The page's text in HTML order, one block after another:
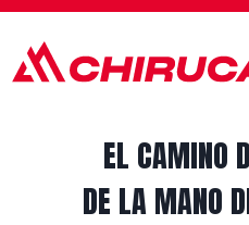
EL CAMINO
DE LA MANO